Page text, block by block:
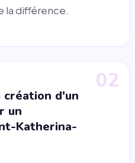
la différence.
02
création d'un
un
Katherina-